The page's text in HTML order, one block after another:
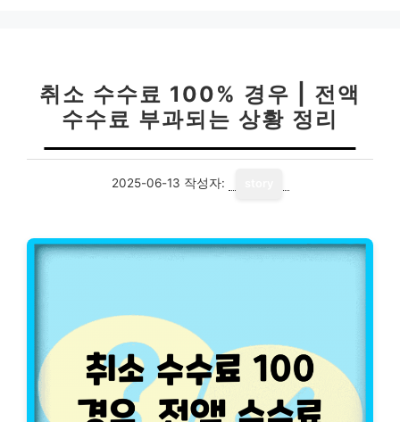
취소 수수료 100% 경우 | 전액
수수료 부과되는 상황 정리
2025-06-13 작성자: